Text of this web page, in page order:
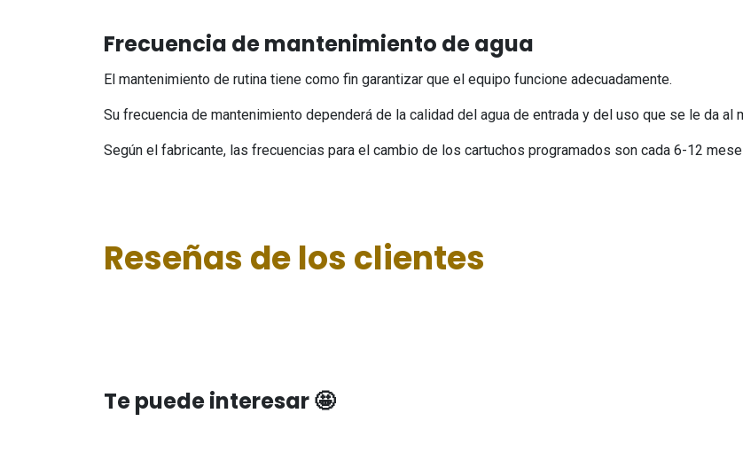
Frecuencia de mantenimiento de agua
El mantenimiento de rutina tiene como fin garantizar que el equipo funcione adecuadamente.
Su frecuencia de mantenimiento dependerá de la calidad del agua de entrada y del uso que se le da al
Según el fabricante, las frecuencias para el cambio de los cartuchos programados son cada 6-12
Reseñas de los clientes
Te puede interesar 🤩